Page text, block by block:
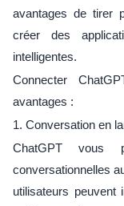
avantages de tirer
créer des
intelligentes.
Connecter
avantages :
1. Conversation en
ChatGPT vous
conversationnelles
utilisateurs peuvent